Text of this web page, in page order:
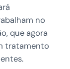
no
que agora
tratamento